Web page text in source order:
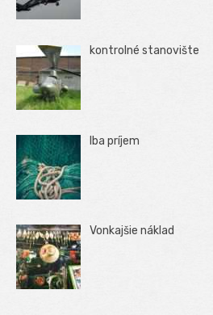
kontrolné stanovište
Iba príjem
Vonkajšie náklad